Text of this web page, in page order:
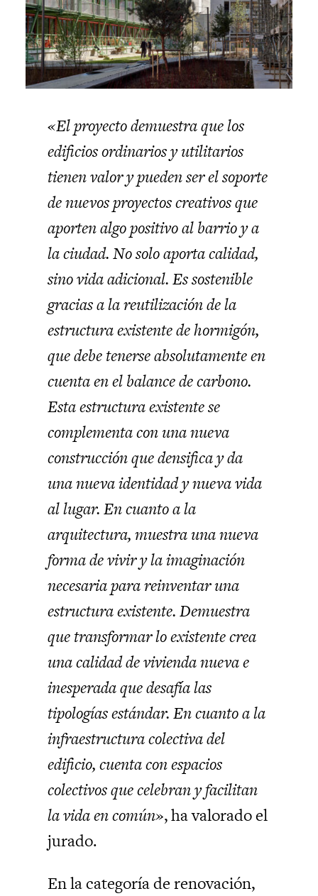
«El proyecto demuestra que los
edificios ordinarios y utilitarios
tienen valor y pueden ser el soporte
de nuevos proyectos creativos que
aporten algo positivo al barrio y a
la ciudad. No solo aporta calidad,
sino vida adicional. Es sostenible
gracias a la reutilización de la
estructura existente de hormigón,
que debe tenerse absolutamente en
cuenta en el balance de carbono.
Esta estructura existente se
complementa con una nueva
construcción que densifica y da
una nueva identidad y nueva vida
al lugar. En cuanto a la
arquitectura, muestra una nueva
forma de vivir y la imaginación
necesaria para reinventar una
estructura existente. Demuestra
que transformar lo existente crea
una calidad de vivienda nueva e
inesperada que desafía las
tipologías estándar. En cuanto a la
infraestructura colectiva del
edificio, cuenta con espacios
colectivos que celebran y facilitan
la vida en común», ha valorado el
jurado.
En la categoría de renovación,